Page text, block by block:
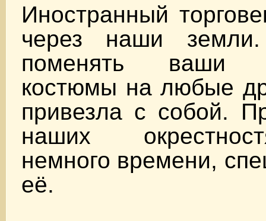
Иностранный
через наши
поменять ваши
костюмы на любые
привезла с собой.
наших
немного времени,
её.